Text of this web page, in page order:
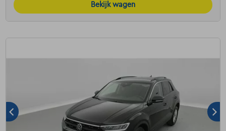
Bekijk wagen